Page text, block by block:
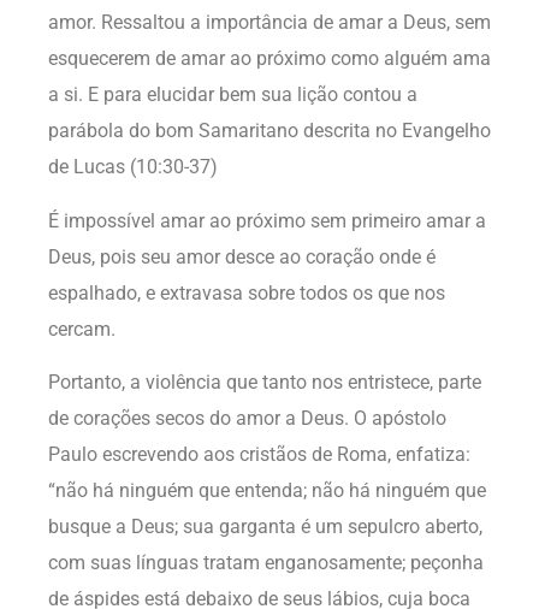
amor. Ressaltou a importância de amar a Deus, sem
esquecerem de amar ao próximo como alguém ama
a si. E para elucidar bem sua lição contou a
parábola do bom Samaritano descrita no Evangelho
de Lucas (10:30-37)
É impossível amar ao próximo sem primeiro amar a
Deus, pois seu amor desce ao coração onde é
espalhado, e extravasa sobre todos os que nos
cercam.
Portanto, a violência que tanto nos entristece, parte
de corações secos do amor a Deus. O apóstolo
Paulo escrevendo aos cristãos de Roma, enfatiza:
“não há ninguém que entenda; não há ninguém que
busque a Deus; sua garganta é um sepulcro aberto,
com suas línguas tratam enganosamente; peçonha
de áspides está debaixo de seus lábios, cuja boca